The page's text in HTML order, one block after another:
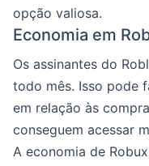
opção valiosa.
Economia em
Os assinantes do
todo mês. Isso pode
em relação às
conseguem acessar
A economia de